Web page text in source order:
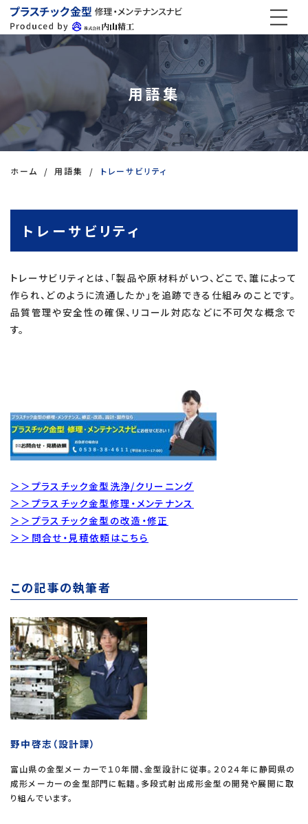
用語集
ホーム 用語集 トレーサビリティ
トレーサビリティ
トレーサビリティとは、「製品や原材料がいつ、どこで、誰によって
作られ、どのように流通したか」を追跡できる仕組みのことです。
品質管理や安全性の確保、リコール対応などに不可欠な概念で
す。
＞＞プラスチック金型洗浄/クリーニング
＞＞プラスチック金型修理・メンテナンス
＞＞プラスチック金型の改造・修正
＞＞問合せ・見積依頼はこちら
この記事の執筆者
野中啓志（設計課）
富山県の金型メーカーで１０年間、金型設計に従事。２０２４年に静岡県の
成形メーカーの金型部門に転籍。多段式射出成形金型の開発や展開に取
り組んでいます。